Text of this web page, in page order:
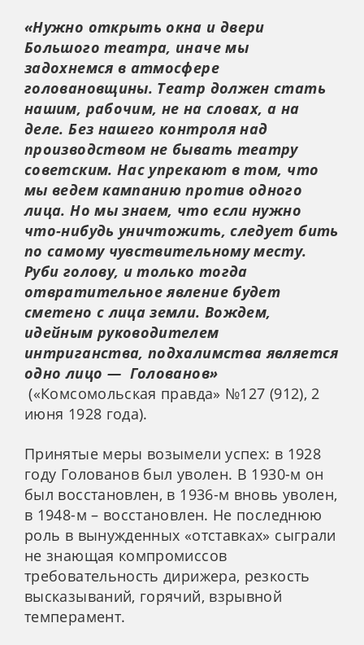
«Нужно открыть окна и двери
Большого театра, иначе мы
задохнемся в атмосфере
головановщины. Театр должен стать
нашим, рабочим, не на словах, а на
деле. Без нашего контроля над
производством не бывать театру
советским. Нас упрекают в том, что
мы ведем кампанию против одного
лица. Но мы знаем, что если нужно
что-нибудь уничтожить, следует бить
по самому чувствительному месту.
Руби голову, и только тогда
отвратительное явление будет
сметено с лица земли. Вождем,
идейным руководителем
интриганства, подхалимства является
одно лицо — Голованов»
(«Комсомольская правда» №127 (912), 2
июня 1928 года).
Принятые меры возымели успех: в 1928
году Голованов был уволен. В 1930-м он
был восстановлен, в 1936-м вновь уволен,
в 1948-м – восстановлен. Не последнюю
роль в вынужденных «отставках» сыграли
не знающая компромиссов
требовательность дирижера, резкость
высказываний, горячий, взрывной
темперамент.